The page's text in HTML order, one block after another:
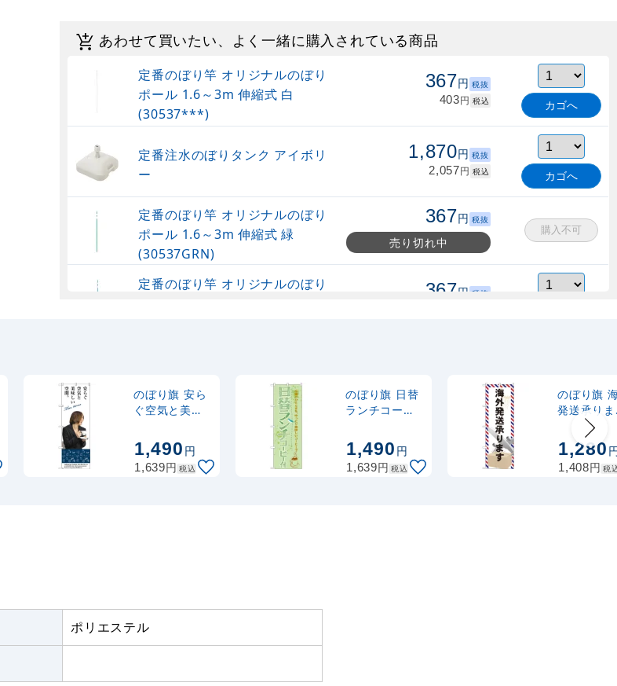
あわせて買いたい、よく一緒に購入されている商品
定番のぼり竿 オリジナルのぼり
ポール 1.6～3m 伸縮式 白
(30537***)
367円 税抜
403円 税込 カゴへ
定番注水のぼりタンク アイボリ
ー
1,870円 税抜
2,057円 税込 カゴへ
定番のぼり竿 オリジナルのぼり
ポール 1.6～3m 伸縮式 緑
(30537GRN)
367円 税抜
売り切れ中
購入不可
定番のぼり竿 オリジナルのぼり
367円 税抜
(30537BLK)
注水型マルチのぼりスタンド
20L
税抜
税込 カゴへ
のぼり旗 安ら
ぐ空気と美味
(SNB-3085)
1,490円
1,639円 税込
のぼり旗 日替
ランチコーヒ
1069)
1,490円
1,639円 税込
のぼり旗
発送承り
(GNB-
1,280
1,408円 税
ポリエステル